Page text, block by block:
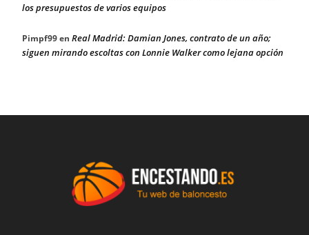
los presupuestos de varios equipos
Pimpf99en Real Madrid: Damian Jones, contrato de un año;
siguen mirando escoltas con Lonnie Walker como lejana opción